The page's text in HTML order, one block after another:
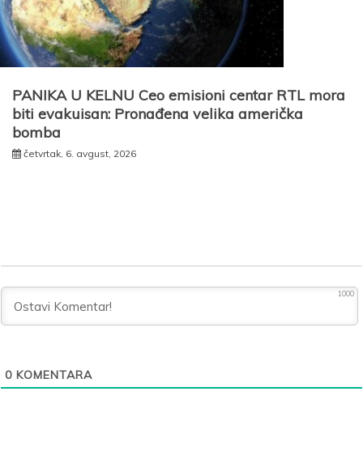
PANIKA U KELNU Ceo emisioni centar RTL mora
biti evakuisan: Pronađena velika američka
bomba
četvrtak, 6. avgust, 2026
1000
0 KOMENTARA